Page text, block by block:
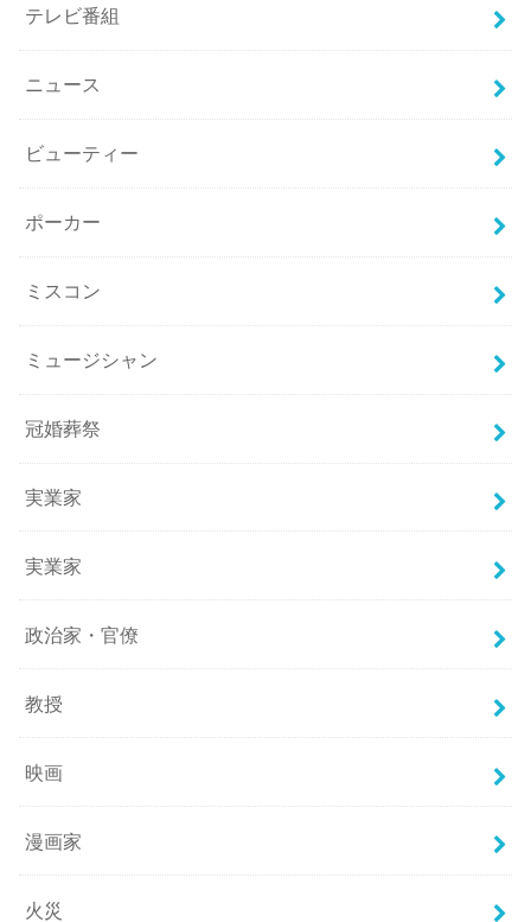
テレビ番組
ニュース
ビューティー
ポーカー
ミスコン
ミュージシャン
冠婚葬祭
実業家
実業家
政治家・官僚
教授
映画
漫画家
火災